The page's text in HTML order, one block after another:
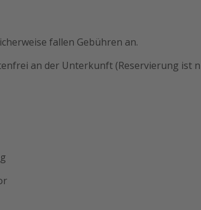
fallen Gebühren an.
an der Unterkunft (Reservierung ist